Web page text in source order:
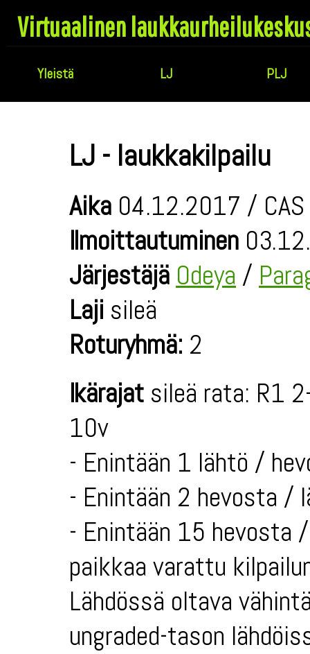
Virtuaalinen
Yleistä LJ PLJ
LJ - laukkakilpailu
Aika 04.12.2017 /
Ilmoittautuminen
Järjestäjä Odeya /
Laji sileä
Roturyhmä: 2
Ikärajat sileä rata: R1
10v
- Enintään 1 lähtö /
- Enintään 2 hevosta /
- Enintään 15 hevosta
paikkaa varattu
Lähdössä oltava
ungraded-tason